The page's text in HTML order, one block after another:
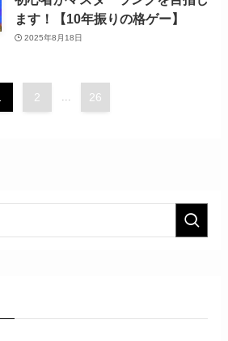
ます！【10年振りの格ゲー】
2025年8月18日
2 ... 26